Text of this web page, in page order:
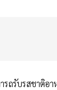
ถรับรสชาติอ